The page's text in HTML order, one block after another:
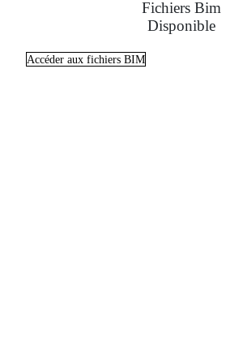
Fichiers Bim
Disponible
Accéder aux fichiers BIM